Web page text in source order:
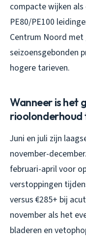
compacte wijken
PE80/PE100
Centrum Noord
seizoensgebonden
hogere tarieven.
Wanneer is het
rioolonderhoud
Juni en juli zijn
november-
februari-april voor
verstoppingen
versus €285+ bij
november als het
bladeren en